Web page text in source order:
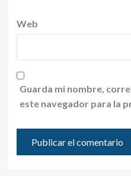
Web
Guarda mi nombre,
este navegador para la